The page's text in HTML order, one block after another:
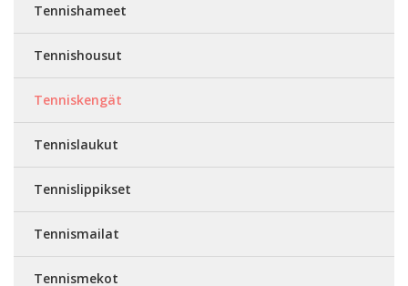
Tennishameet
Tennishousut
Tenniskengät
Tennislaukut
Tennislippikset
Tennismailat
Tennismekot